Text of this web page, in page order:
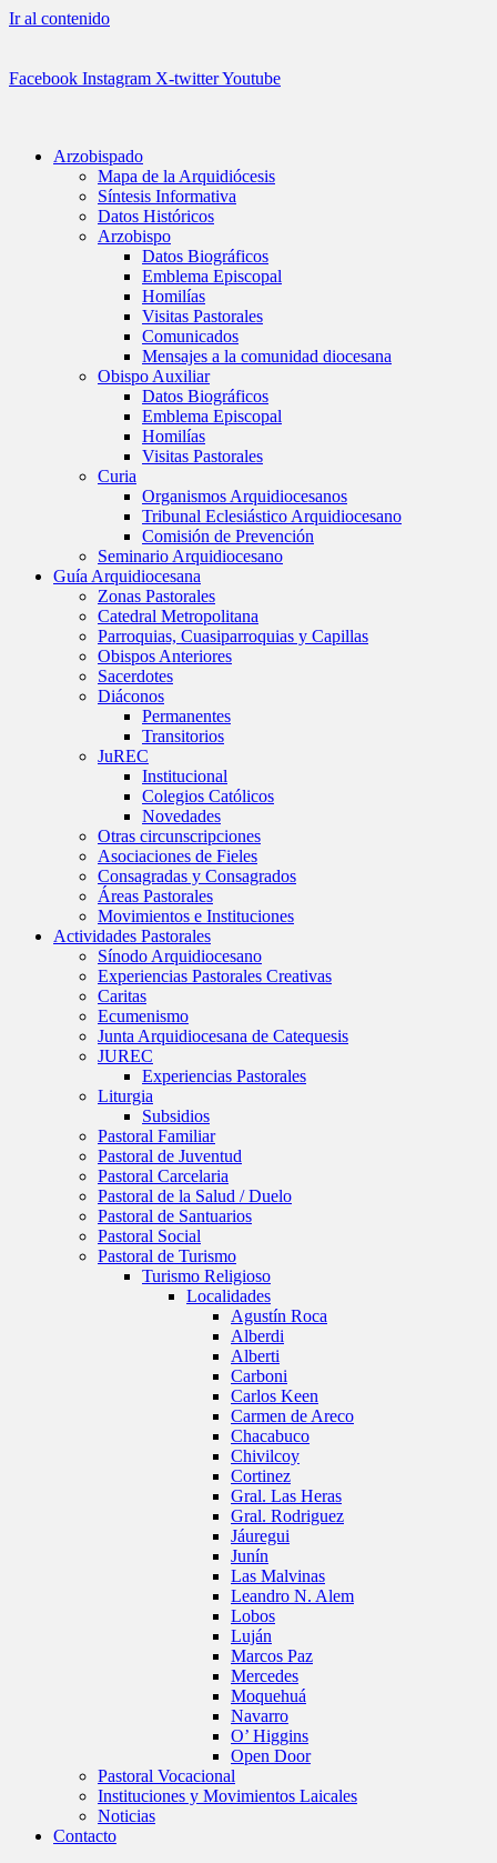
Ir al contenido
Facebook Instagram X-twitterYoutube
Arzobispado
Mapa de la Arquidiócesis
Síntesis Informativa
Datos Históricos
Arzobispo
Datos Biográficos
Emblema Episcopal
Homilías
Visitas Pastorales
Comunicados
Mensajes a la comunidad diocesana
Obispo Auxiliar
Datos Biográficos
Emblema Episcopal
Homilías
Visitas Pastorales
Curia
Organismos Arquidiocesanos
Tribunal Eclesiástico Arquidiocesano
Comisión de Prevención
Seminario Arquidiocesano
Guía Arquidiocesana
Zonas Pastorales
Catedral Metropolitana
Parroquias, Cuasiparroquias y Capillas
Obispos Anteriores
Sacerdotes
Diáconos
Permanentes
Transitorios
JuREC
Institucional
Colegios Católicos
Novedades
Otras circunscripciones
Asociaciones de Fieles
Consagradas y Consagrados
Áreas Pastorales
Movimientos e Instituciones
Actividades Pastorales
Sínodo Arquidiocesano
Experiencias Pastorales Creativas
Caritas
Ecumenismo
Junta Arquidiocesana de Catequesis
JUREC
Experiencias Pastorales
Liturgia
Subsidios
Pastoral Familiar
Pastoral de Juventud
Pastoral Carcelaria
Pastoral de la Salud / Duelo
Pastoral de Santuarios
Pastoral Social
Pastoral de Turismo
Turismo Religioso
Localidades
Agustín Roca
Alberdi
Alberti
Carboni
Carlos Keen
Carmen de Areco
Chacabuco
Chivilcoy
Cortinez
Gral. Las Heras
Gral. Rodriguez
Jáuregui
Junín
Las Malvinas
Leandro N. Alem
Lobos
Luján
Marcos Paz
Mercedes
Moquehuá
Navarro
O’ Higgins
Open Door
Pastoral Vocacional
Instituciones y Movimientos Laicales
Noticias
Contacto